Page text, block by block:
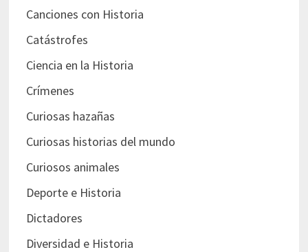
Canciones con Historia
Catástrofes
Ciencia en la Historia
Crímenes
Curiosas hazañas
Curiosas historias del mundo
Curiosos animales
Deporte e Historia
Dictadores
Diversidad e Historia